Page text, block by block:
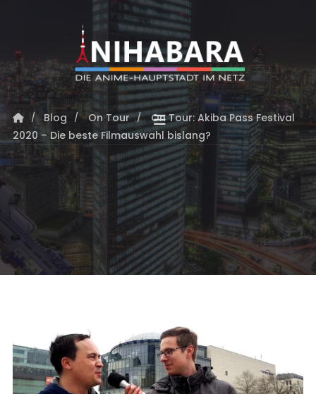
Blog On Tour
On Tour: Akiba Pass Festival
2020 – Die beste Filmauswahl bislang?